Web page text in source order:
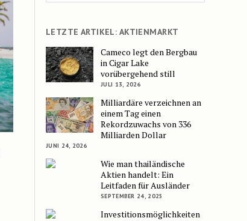
LETZTE ARTIKEL: AKTIENMARKT
Cameco legt den Bergbau
in Cigar Lake
vorübergehend still
JULI 13, 2026
Milliardäre verzeichnen an
einem Tag einen
Rekordzuwachs von 336
Milliarden Dollar
JUNI 24, 2026
Wie man thailändische
Aktien handelt: Ein
Leitfaden für Ausländer
SEPTEMBER 24, 2025
Investitionsmöglichkeiten